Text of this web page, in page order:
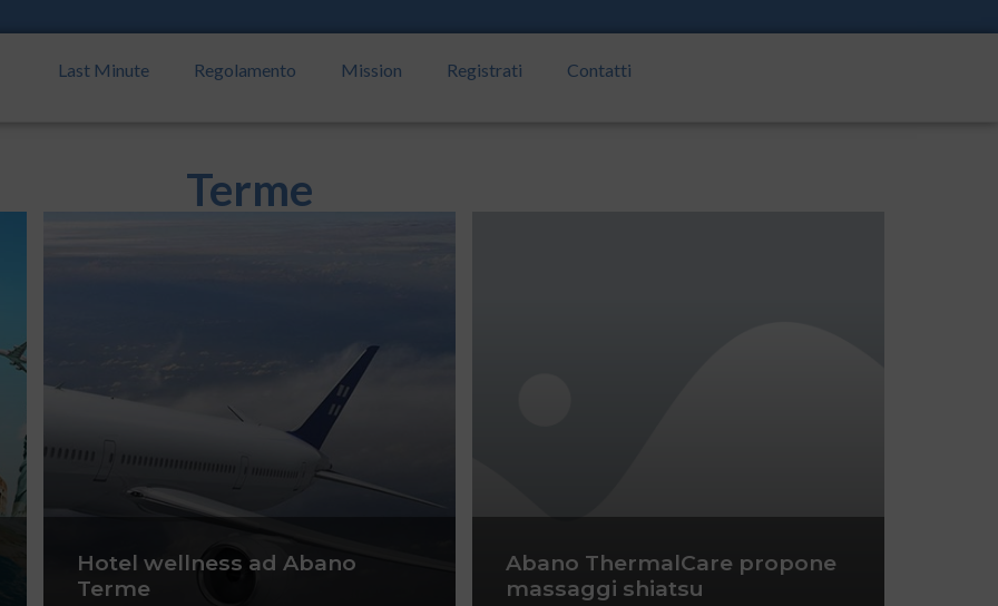
Last Minute Regolamento Mission Registrati Contatti
Terme
Hotel wellness ad Abano
Terme
Abano ThermalCare propone
massaggi shiatsu